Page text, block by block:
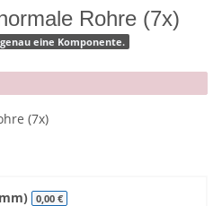
Rohre (7x)
eine Komponente.
0,00 €